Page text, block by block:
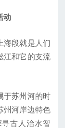
动
段就是人们
江和它的支流
苏州河的时
州河岸边特色
古人治水智